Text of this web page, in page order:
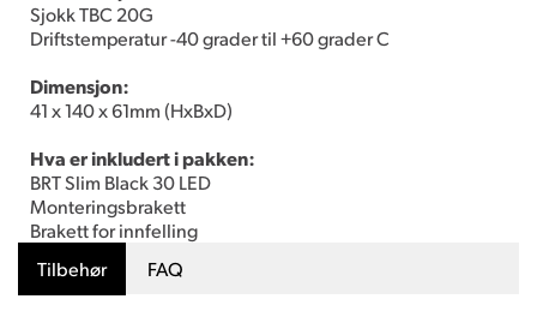
Sjokk TBC 20G
Driftstemperatur -40 grader til +60 grader C
Dimensjon:
41 x 140 x 61mm (HxBxD)
Hva er inkludert i pakken:
BRT Slim Black 30 LED
Monteringsbrakett
Brakett for innfelling
Tilbehør
FAQ